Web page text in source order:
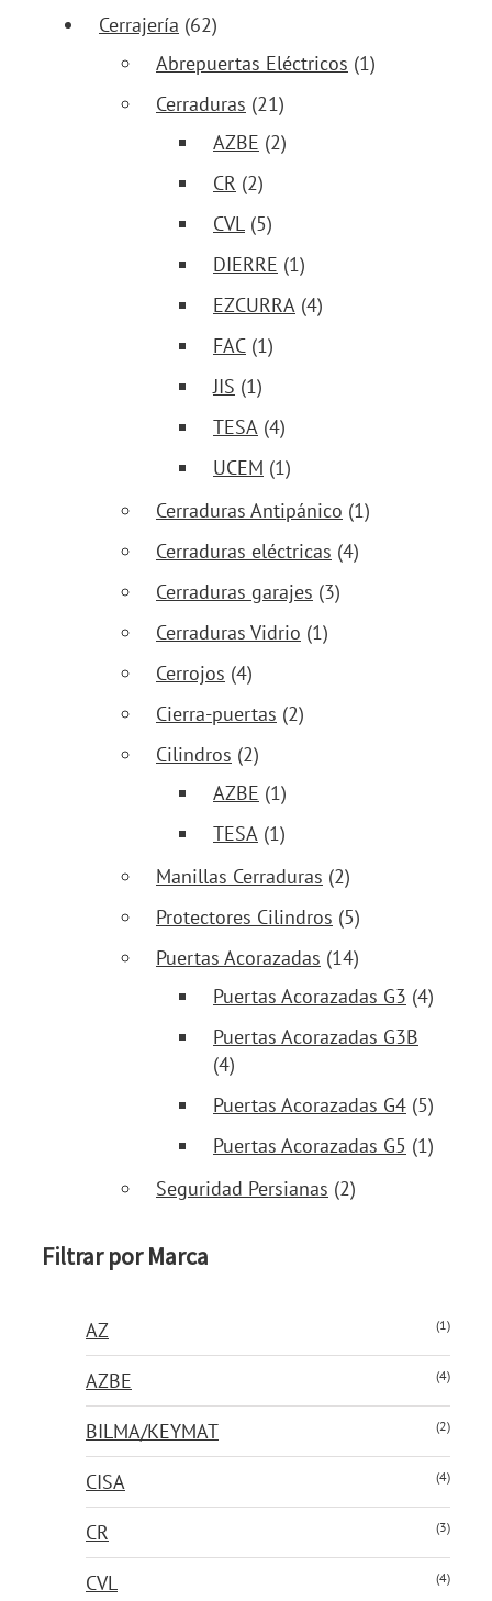
Cerrajería (62)
Abrepuertas Eléctricos (1)
Cerraduras (21)
AZBE (2)
CR (2)
CVL (5)
DIERRE (1)
EZCURRA (4)
FAC (1)
JIS (1)
TESA (4)
UCEM (1)
Cerraduras Antipánico (1)
Cerraduras eléctricas (4)
Cerraduras garajes (3)
Cerraduras Vidrio (1)
Cerrojos (4)
Cierra-puertas (2)
Cilindros (2)
AZBE (1)
TESA (1)
Manillas Cerraduras (2)
Protectores Cilindros (5)
Puertas Acorazadas (14)
Puertas Acorazadas G3 (4)
Puertas Acorazadas G3B
(4)
Puertas Acorazadas G4 (5)
Puertas Acorazadas G5 (1)
Seguridad Persianas (2)
Filtrar por Marca
AZ (1)
AZBE (4)
BILMA/KEYMAT (2)
CISA (4)
CR (3)
CVL (4)